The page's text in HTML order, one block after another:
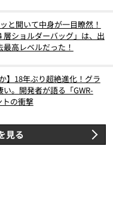
と開いて中身が一目瞭然！
ショルダーバッグ」は、出
高レベルだった！
】18年ぶり超絶進化！グラ
。開発者が語る「GWR-
トの衝撃
見る